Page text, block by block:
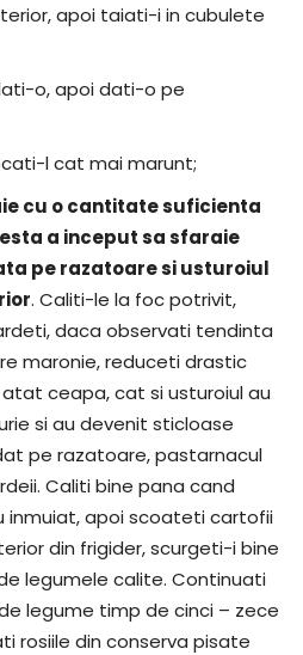
apoi taiati-i in cubulete
o, apoi dati-o pe
l cat mai marunt;
cu o cantitate suficienta
a inceput sa sfaraie
pe razatoare si usturoiul
. Caliti-le la foc potrivit,
daca observati tendinta
maronie, reduceti drastic
ceapa, cat si usturoiul au
si au devenit sticloase
pe razatoare, pastarnacul
Caliti bine pana cand
inmuiat, apoi scoateti cartofii
din frigider, scurgeti-i bine
legumele calite. Continuati
legume timp de cinci – zece
rosiile din conserva pisate